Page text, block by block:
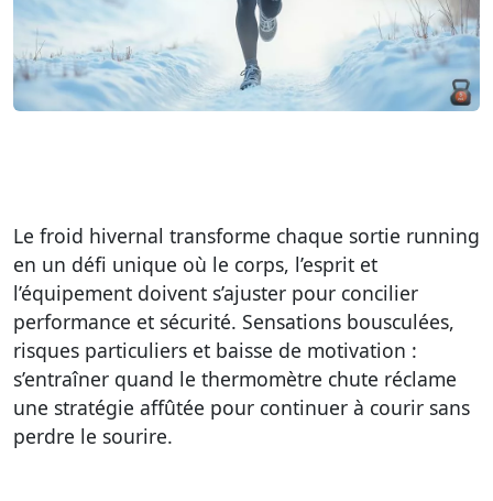
Le froid hivernal transforme chaque sortie running
en un défi unique où le corps, l’esprit et
l’équipement doivent s’ajuster pour concilier
performance et sécurité. Sensations bousculées,
risques particuliers et baisse de motivation :
s’entraîner quand le thermomètre chute réclame
une stratégie affûtée pour continuer à courir sans
perdre le sourire.